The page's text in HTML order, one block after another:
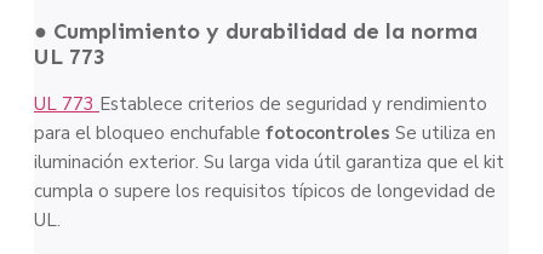
● Cumplimiento y durabilidad de la norma
UL 773
UL 773 Establece criterios de seguridad y rendimiento
para el bloqueo enchufable fotocontroles Se utiliza en
iluminación exterior. Su larga vida útil garantiza que el kit
cumpla o supere los requisitos típicos de longevidad de
UL.